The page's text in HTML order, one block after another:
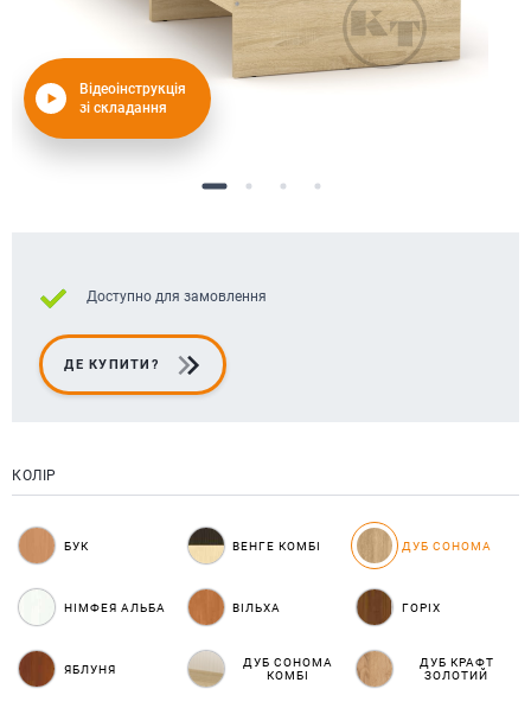
Відеоінструкція
зі складання
Доступно для замовлення
ДЕ КУПИТИ?
КОЛІР
БУК ВЕНГЕ КОМБІ ДУБ СОНОМА
НІМФЕЯ АЛЬБА ВІЛЬХА ГОРІХ
ЯБЛУНЯ
ДУБ СОНОМА
КОМБІ
ДУБ КРАФТ
ЗОЛОТИЙ